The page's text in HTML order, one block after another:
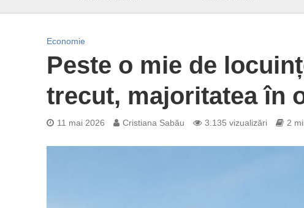
Economie
Peste o mie de
trecut, majoritatea în
11 mai 2026 Cristiana Sabău 3.135 vizualizări 2